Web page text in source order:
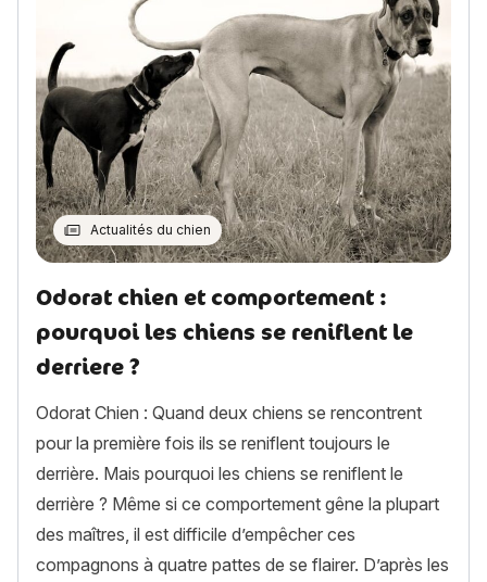
Actualités du chien
Odorat chien et comportement :
pourquoi les chiens se reniflent le
derriere ?
Odorat Chien : Quand deux chiens se rencontrent
pour la première fois ils se reniflent toujours le
derrière. Mais pourquoi les chiens se reniflent le
derrière ? Même si ce comportement gêne la plupart
des maîtres, il est difficile d’empêcher ces
compagnons à quatre pattes de se flairer. D’après les